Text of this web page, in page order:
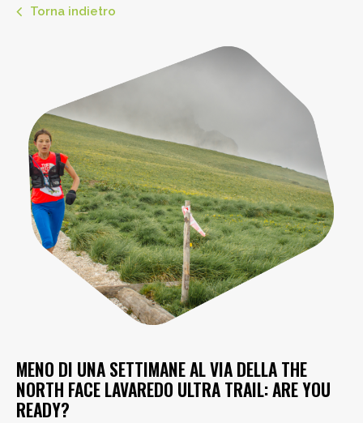
Torna indietro
MENO DI UNA SETTIMANE AL VIA DELLA THE
NORTH FACE LAVAREDO ULTRA TRAIL: ARE YOU
READY?